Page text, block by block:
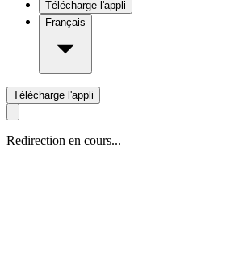
Télécharge l'appli
Français
Télécharge l'appli
Redirection en cours...